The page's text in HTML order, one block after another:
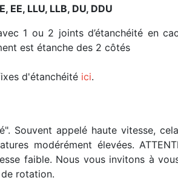
EE, LLU, LLB, DU, DDU
1 ou 2 joints d’étanchéité en
est étanche des 2 côtés
d'étanchéité ici.
Souvent appelé haute vitesse,
modérément élevées.
faible. Nous vous invitons à
rotation.